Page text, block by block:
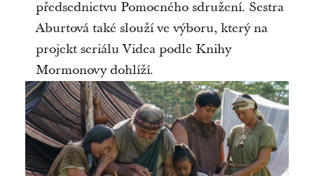
předsednictvu Pomocného sdružení. Sestra
Aburtová také slouží ve výboru, který na
projekt seriálu Videa podle Knihy
Mormonovy dohlíží.